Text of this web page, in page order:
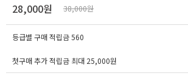
28,000원 38,000원
등급별 구매 적립금560
첫구매 추가 적립금 최대 25,000원